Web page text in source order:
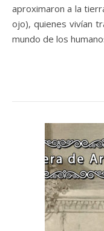
aproximaron a la
ojo), quienes vivían
mundo de los